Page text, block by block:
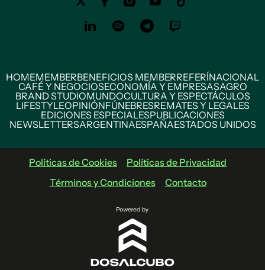
HOMEMEMBERBENEFICIOS MEMBERREFERÍNACIONAL
CAFÉ Y NEGOCIOSECONOMÍA Y EMPRESASAGRO
BRAND STUDIOMUNDOCULTURA Y ESPECTÁCULOS
LIFESTYLEOPINIÓNFÚNEBRESREMATES Y LEGALES
EDICIONES ESPECIALESPUBLICACIONES
NEWSLETTERSARGENTINAESPAÑAESTADOS UNIDOS
Políticas de Cookies
Políticas de Privacidad
Términos y Condiciones
Contacto